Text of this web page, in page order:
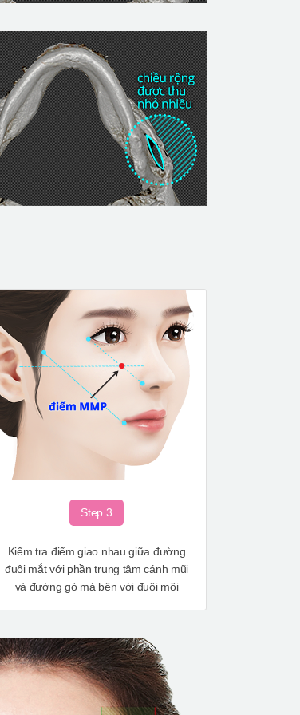
Step 3
Kiểm tra điểm giao nhau giữa đường
đuôi mắt với phần trung tâm cánh mũi
và đường gò má bên với đuôi môi